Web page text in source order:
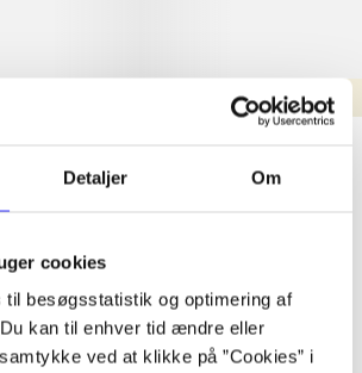
Detaljer Om
cookies
til besøgsstatistik og optimering af
kan til enhver tid ændre eller
ved at klikke på ”Cookies” i
sit amet ...
sit amet ...
sit amet ...
sit amet ...